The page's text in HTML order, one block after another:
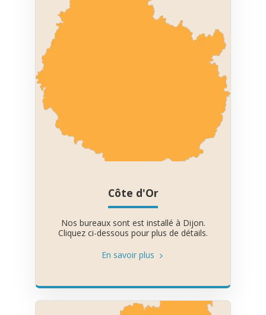
Côte d'Or
Nos bureaux sont est installé à Dijon.
Cliquez ci-dessous pour plus de détails.
En savoir plus